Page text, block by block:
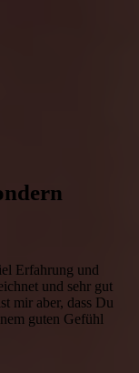
Erfahrung und
und sehr gut
mir aber, dass Du
guten Gefühl